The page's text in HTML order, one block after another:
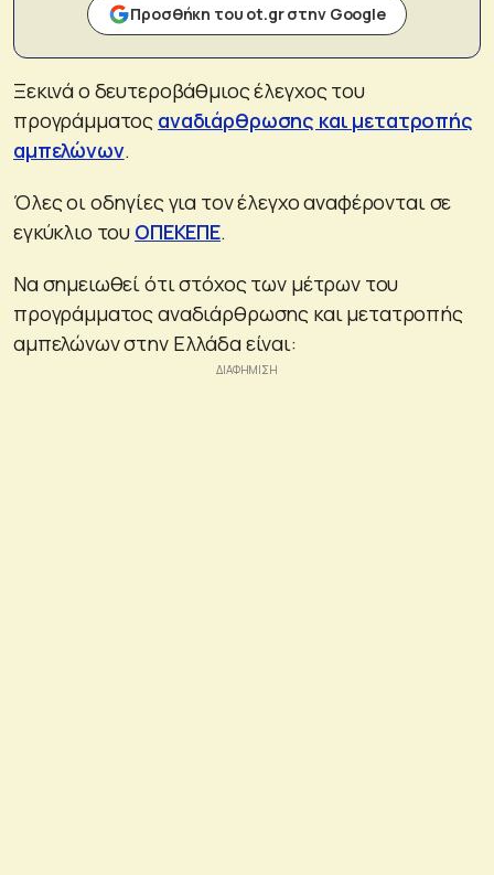
Προσθήκη του ot.gr στην Google
Ξεκινά ο δευτεροβάθμιος έλεγχος του
προγράμματος αναδιάρθρωσης και μετατροπής
αμπελώνων.
Όλες οι οδηγίες για τον έλεγχο αναφέρονται σε
εγκύκλιο του ΟΠΕΚΕΠΕ.
Να σημειωθεί ότι στόχος των μέτρων του
προγράμματος αναδιάρθρωσης και μετατροπής
αμπελώνων στην Ελλάδα είναι: